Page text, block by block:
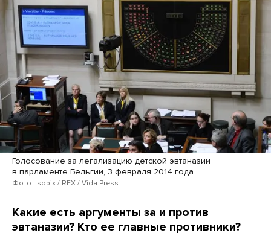
Голосование за легализацию детской эвтаназии
в парламенте Бельгии, 3 февраля 2014 года
Фото: Isopix / REX / Vida Press
Какие есть аргументы за и против
эвтаназии? Кто ее главные противники?